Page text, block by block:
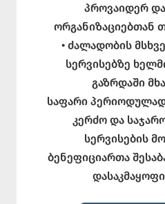
პროვაიდერ
ორგანიზაციებთან
• ძალადობის
სერვისებზე
გაზრდაში
საფარი
კერძო და
სერვისების
ბენეფიციართა